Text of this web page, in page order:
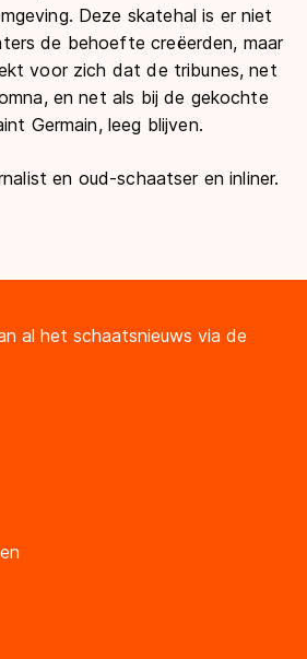
Deze skatehal is er niet
de behoefte creëerden, maar
voor zich dat de tribunes, net
en net als bij de gekochte
Germain, leeg blijven.
en oud-schaatser en inliner.
al het schaatsnieuws via de